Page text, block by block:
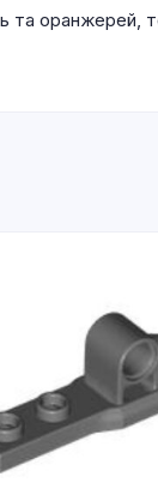
та